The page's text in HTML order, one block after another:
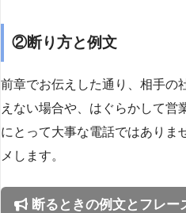
②断り方と例文
前章でお伝えした通り、相手の
えない場合や、はぐらかして営
にとって大事な電話ではありま
メします。
断るときの例文とフレー